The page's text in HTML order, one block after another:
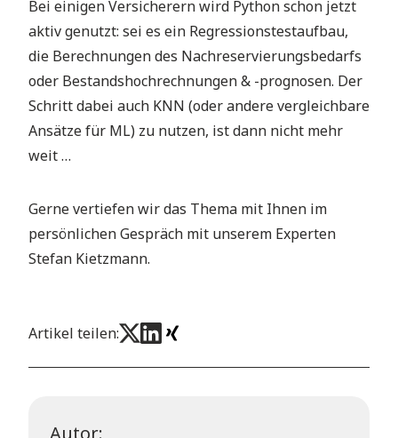
Bei einigen Versicherern wird Python schon jetzt
aktiv genutzt: sei es ein Regressionstestaufbau,
die Berechnungen des Nachreservierungsbedarfs
oder Bestandshochrechnungen & -prognosen. Der
Schritt dabei auch KNN (oder andere vergleichbare
Ansätze für ML) zu nutzen, ist dann nicht mehr
weit …
Gerne vertiefen wir das Thema mit Ihnen im
persönlichen Gespräch mit unserem Experten
Stefan Kietzmann.
Artikel teilen: